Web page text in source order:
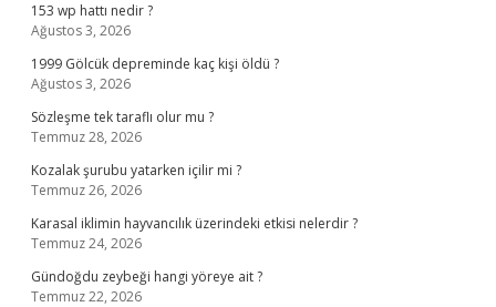
153 wp hattı nedir ?
Ağustos 3, 2026
1999 Gölcük depreminde kaç kişi öldü ?
Ağustos 3, 2026
Sözleşme tek taraflı olur mu ?
Temmuz 28, 2026
Kozalak şurubu yatarken içilir mi ?
Temmuz 26, 2026
Karasal iklimin hayvancılık üzerindeki etkisi nelerdir ?
Temmuz 24, 2026
Gündoğdu zeybeği hangi yöreye ait ?
Temmuz 22, 2026